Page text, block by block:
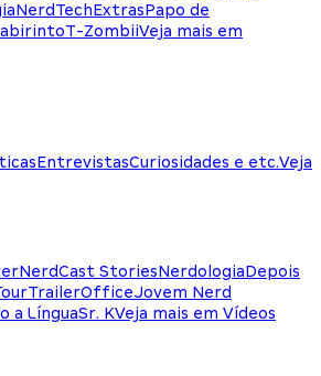
NerdTechExtrasPapo de
T-ZombiiVeja mais em
EntrevistasCuriosidades e etc.Veja
NerdCast StoriesNerdologiaDepois
TrailerOfficeJovem Nerd
a LínguaSr. KVeja mais em Vídeos